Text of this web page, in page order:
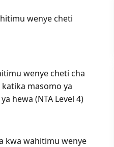
wenye cheti
wenye cheti cha
katika masomo ya
hewa (NTA Level 4)
kwa wahitimu wenye